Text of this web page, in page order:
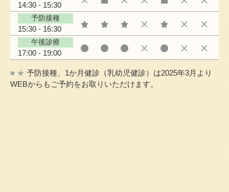
14:30 - 15:30
予防接種
15:30 - 16:30
午後診療
17:00 - 19:00
■ ★ 予防接種、1か月健診（乳幼児健診）は2025年3月より
WEBからもご予約をお取りいただけます。